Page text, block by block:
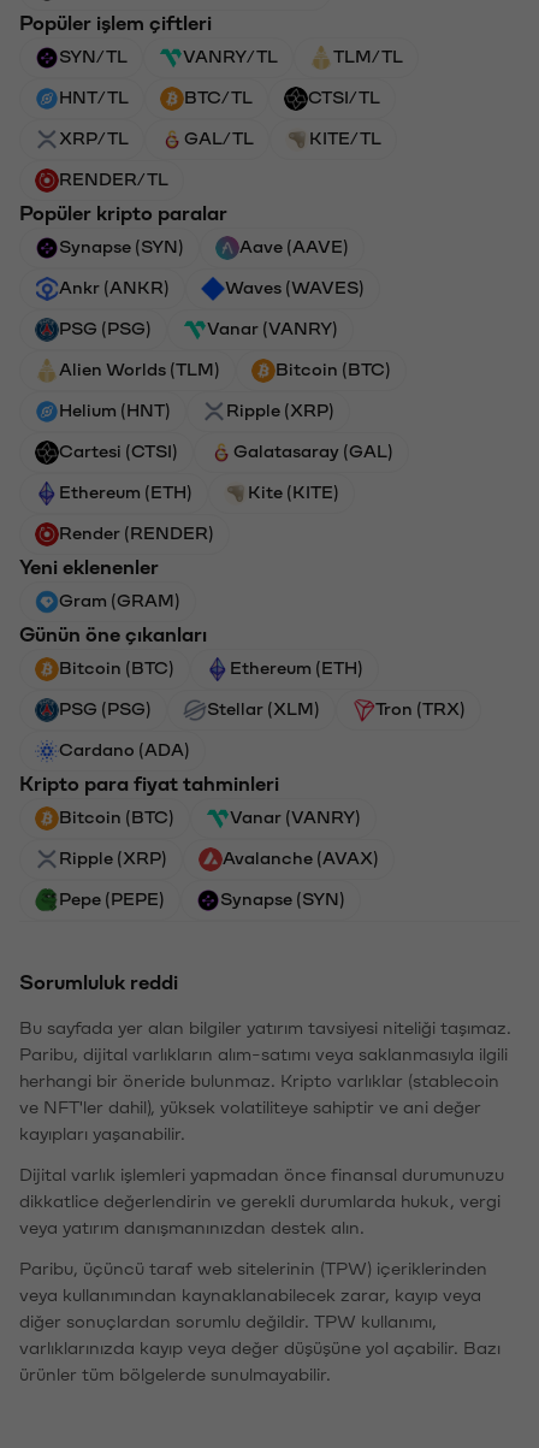
Popüler işlem çiftleri
SYN/TL VANRY/TL TLM/TL
HNT/TL BTC/TL CTSI/TL
XRP/TL GAL/TL KITE/TL
RENDER/TL
Popüler kripto paralar
Synapse (SYN) Aave (AAVE)
Ankr (ANKR) Waves (WAVES)
PSG (PSG) Vanar (VANRY)
Alien Worlds (TLM) Bitcoin (BTC)
Helium (HNT) Ripple (XRP)
Cartesi (CTSI) Galatasaray (GAL)
Ethereum (ETH) Kite (KITE)
Render (RENDER)
Yeni eklenenler
Gram (GRAM)
Günün öne çıkanları
Bitcoin (BTC) Ethereum (ETH)
PSG (PSG) Stellar (XLM) Tron (TRX)
Cardano (ADA)
Kripto para fiyat tahminleri
Bitcoin (BTC) Vanar (VANRY)
Ripple (XRP) Avalanche (AVAX)
Pepe (PEPE) Synapse (SYN)
Sorumluluk reddi
Bu sayfada yer alan bilgiler yatırım tavsiyesi niteliği taşımaz.
Paribu, dijital varlıkların alım-satımı veya saklanmasıyla ilgili
herhangi bir öneride bulunmaz. Kripto varlıklar (stablecoin
ve NFT'ler dahil), yüksek volatiliteye sahiptir ve ani değer
kayıpları yaşanabilir.
Dijital varlık işlemleri yapmadan önce finansal durumunuzu
dikkatlice değerlendirin ve gerekli durumlarda hukuk, vergi
veya yatırım danışmanınızdan destek alın.
Paribu, üçüncü taraf web sitelerinin (TPW) içeriklerinden
veya kullanımından kaynaklanabilecek zarar, kayıp veya
diğer sonuçlardan sorumlu değildir. TPW kullanımı,
varlıklarınızda kayıp veya değer düşüşüne yol açabilir. Bazı
ürünler tüm bölgelerde sunulmayabilir.